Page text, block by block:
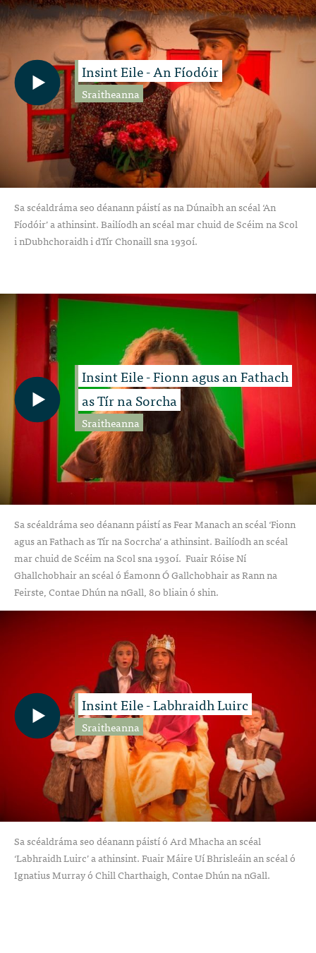
Insint Eile - An Fíodóir
Sraitheanna
Sa scéaldráma seo déanann páistí as na Dúnaibh an scéal ‘An
Fíodóir’ a athinsint. Bailíodh an scéal mar chuid de Scéim na Scol
i nDubhchoraidh i dTír Chonaill sna 1930í.
Insint Eile - Fionn agus an Fathach
as Tír na Sorcha
Sraitheanna
Sa scéaldráma seo déanann páistí as Fear Manach an scéal ‘Fionn
agus an Fathach as Tír na Socrcha’ a athinsint. Bailíodh an scéal
mar chuid de Scéim na Scol sna 1930í. Fuair Róise Ní
Ghallchobhair an scéal ó Éamonn Ó Gallchobhair as Rann na
Feirste, Contae Dhún na nGall, 80 bliain ó shin.
Insint Eile - Labhraidh Luirc
Sraitheanna
Sa scéaldráma seo déanann páistí ó Ard Mhacha an scéal
‘Labhraidh Luirc’ a athinsint. Fuair Máire Uí Bhrisleáin an scéal ó
Ignatius Murray ó Chill Charthaigh, Contae Dhún na nGall.